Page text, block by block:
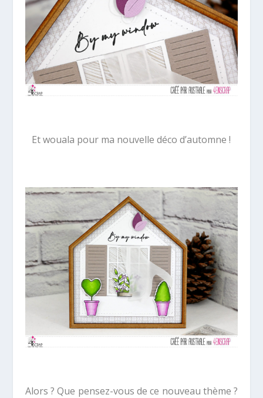
Et wouala pour ma nouvelle déco d’automne !
Alors ? Que pensez-vous de ce nouveau thème ?